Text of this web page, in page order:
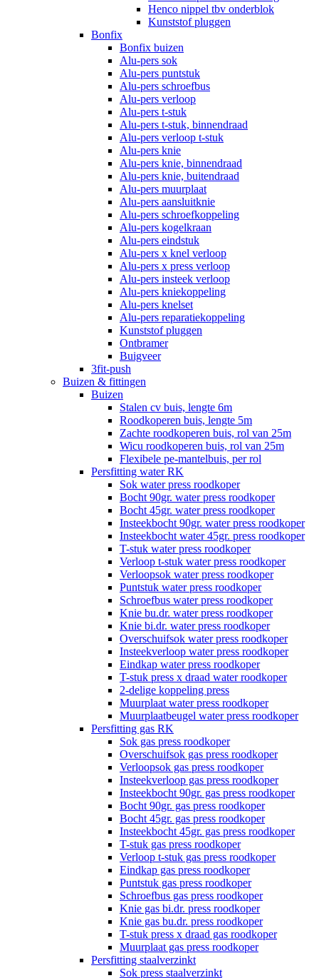
Henco nippel tbv onderblok
Kunststof pluggen
Bonfix
Bonfix buizen
Alu-pers sok
Alu-pers puntstuk
Alu-pers schroefbus
Alu-pers verloop
Alu-pers t-stuk
Alu-pers t-stuk, binnendraad
Alu-pers verloop t-stuk
Alu-pers knie
Alu-pers knie, binnendraad
Alu-pers knie, buitendraad
Alu-pers muurplaat
Alu-pers aansluitknie
Alu-pers schroefkoppeling
Alu-pers kogelkraan
Alu-pers eindstuk
Alu-pers x knel verloop
Alu-pers x press verloop
Alu-pers insteek verloop
Alu-pers kniekoppeling
Alu-pers knelset
Alu-pers reparatiekoppeling
Kunststof pluggen
Ontbramer
Buigveer
3fit-push
Buizen & fittingen
Buizen
Stalen cv buis, lengte 6m
Roodkoperen buis, lengte 5m
Zachte roodkoperen buis, rol van 25m
Wicu roodkoperen buis, rol van 25m
Flexibele pe-mantelbuis, per rol
Persfitting water RK
Sok water press roodkoper
Bocht 90gr. water press roodkoper
Bocht 45gr. water press roodkoper
Insteekbocht 90gr. water press roodkoper
Insteekbocht water 45gr. press roodkoper
T-stuk water press roodkoper
Verloop t-stuk water press roodkoper
Verloopsok water press roodkoper
Puntstuk water press roodkoper
Schroefbus water press roodkoper
Knie bu.dr. water press roodkoper
Knie bi.dr. water press roodkoper
Overschuifsok water press roodkoper
Insteekverloop water press roodkoper
Eindkap water press roodkoper
T-stuk press x draad water roodkoper
2-delige koppeling press
Muurplaat water press roodkoper
Muurplaatbeugel water press roodkoper
Persfitting gas RK
Sok gas press roodkoper
Overschuifsok gas press roodkoper
Verloopsok gas press roodkoper
Insteekverloop gas press roodkoper
Insteekbocht 90gr. gas press roodkoper
Bocht 90gr. gas press roodkoper
Bocht 45gr. gas press roodkoper
Insteekbocht 45gr. gas press roodkoper
T-stuk gas press roodkoper
Verloop t-stuk gas press roodkoper
Eindkap gas press roodkoper
Puntstuk gas press roodkoper
Schroefbus gas press roodkoper
Knie gas bi.dr. press roodkoper
Knie gas bu.dr. press roodkoper
T-stuk press x draad gas roodkoper
Muurplaat gas press roodkoper
Persfitting staalverzinkt
Sok press staalverzinkt